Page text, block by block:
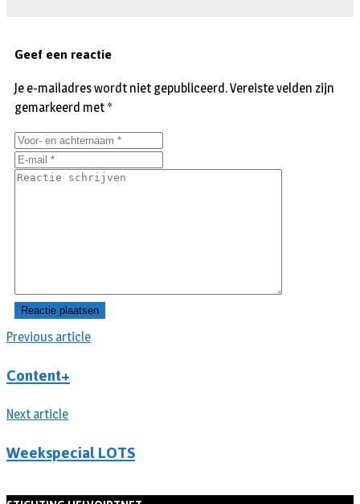
Previous article
Content+
Next article
Weekspecial LOTS
Geef een reactie
Je e-mailadres wordt niet gepubliceerd.Vereiste velden zijn
gemarkeerd met *